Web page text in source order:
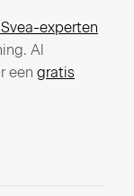
experten
Al
een gratis